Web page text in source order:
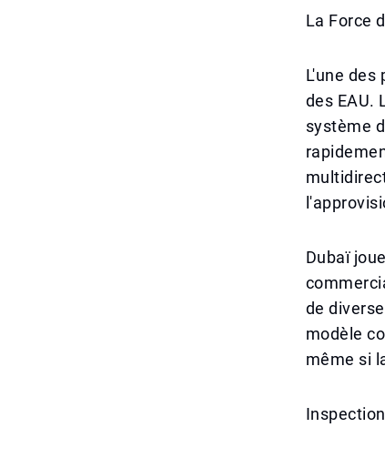
La Force
L'une
des EAU.
système
Dubaï
de
modèle
même si